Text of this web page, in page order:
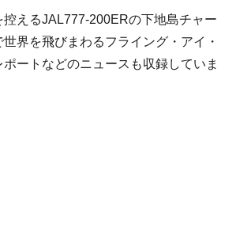
えるJAL777-200ERの下地島チャー
界を飛びまわるフライング・アイ・
ートなどのニュースも収録していま